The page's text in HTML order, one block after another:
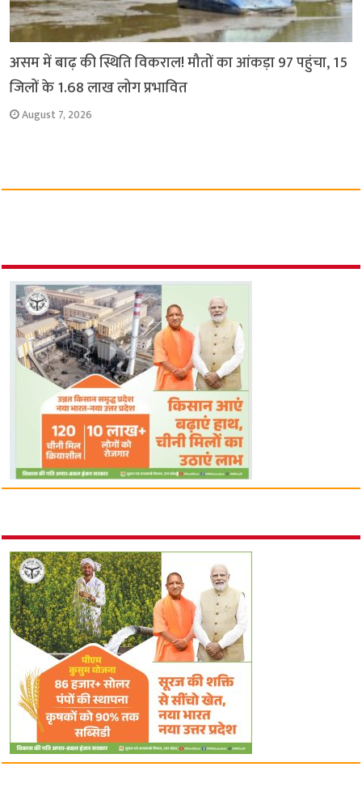
असम में बाढ़ की स्थिति विकराल! मौतों का आंकड़ा 97 पहुंचा, 15
जिलों के 1.68 लाख लोग प्रभावित
August 7, 2026